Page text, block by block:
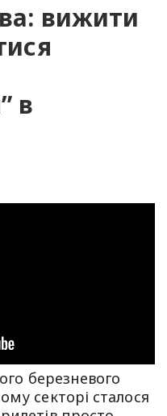
вижити
в
березневого
секторі сталося